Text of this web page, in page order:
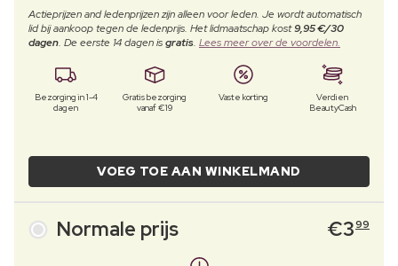
Actieprijzen and ledenprijzen zijn alleen voor leden. Je wordt automatisch
lid bij aankoop tegen de ledenprijs. Het lidmaatschap kost9,95 €/30
dagen. De eerste 14 dagen isgratis. Lees meer over de voordelen.
Bezorging in 1-4
dagen
Gratis bezorging
vanaf €19
Vaste korting
Verdien
BeautyCash
VOEG TOE AAN WINKELMAND
Normale prijs €399